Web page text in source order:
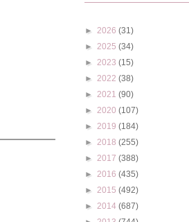
► 2026 (31)
► 2025 (34)
► 2023 (15)
► 2022 (38)
► 2021 (90)
► 2020 (107)
► 2019 (184)
► 2018 (255)
► 2017 (388)
► 2016 (435)
► 2015 (492)
► 2014 (687)